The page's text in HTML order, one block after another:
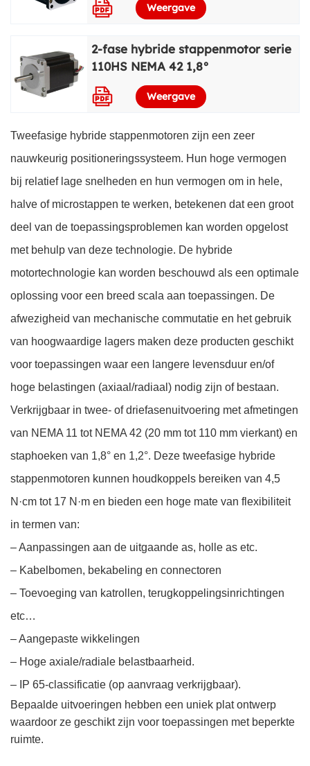
Weergave
2-fase hybride stappenmotor serie
110HS NEMA 42 1,8°
Weergave
Tweefasige hybride stappenmotoren zijn een zeer
nauwkeurig positioneringssysteem. Hun hoge vermogen
bij relatief lage snelheden en hun vermogen om in hele,
halve of microstappen te werken, betekenen dat een groot
deel van de toepassingsproblemen kan worden opgelost
met behulp van deze technologie. De hybride
motortechnologie kan worden beschouwd als een optimale
oplossing voor een breed scala aan toepassingen. De
afwezigheid van mechanische commutatie en het gebruik
van hoogwaardige lagers maken deze producten geschikt
voor toepassingen waar een langere levensduur en/of
hoge belastingen (axiaal/radiaal) nodig zijn of bestaan.
Verkrijgbaar in twee- of driefasenuitvoering met afmetingen
van NEMA 11 tot NEMA 42 (20 mm tot 110 mm vierkant) en
staphoeken van 1,8° en 1,2°. Deze tweefasige hybride
stappenmotoren kunnen houdkoppels bereiken van 4,5
N·cm tot 17 N·m en bieden een hoge mate van flexibiliteit
in termen van:
– Aanpassingen aan de uitgaande as, holle as etc.
– Kabelbomen, bekabeling en connectoren
– Toevoeging van katrollen, terugkoppelingsinrichtingen
etc…
– Aangepaste wikkelingen
– Hoge axiale/radiale belastbaarheid.
– IP 65-classificatie (op aanvraag verkrijgbaar).
Bepaalde uitvoeringen hebben een uniek plat ontwerp
waardoor ze geschikt zijn voor toepassingen met beperkte
ruimte.